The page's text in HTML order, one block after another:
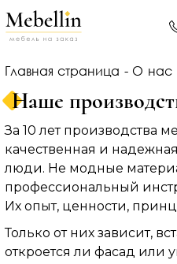
Главная страница - О нас
Наше
За 10 лет производства
качественная и
люди. Не модные
профессиональный
Их опыт, ценности,
Только от них зависит,
откроется ли фасад или